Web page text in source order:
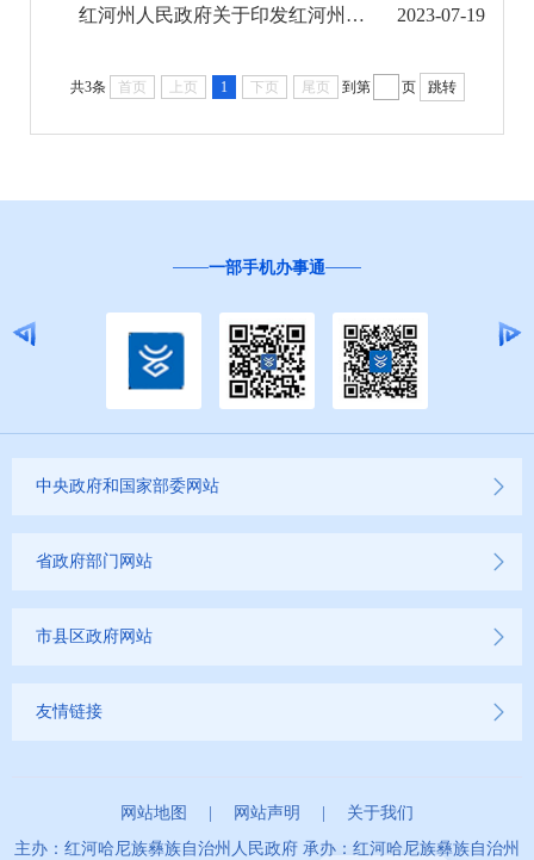
第八期
红河州人民政府关于印发红河州人民政府领导工作分工的通知 2023-07-19
共3条 首页 上页 1 下页 尾页 到第 页 跳转
一部手机办事通
中央政府和国家部委网站
省政府部门网站
市县区政府网站
友情链接
网站地图 | 网站声明 | 关于我们
主办：红河哈尼族彝族自治州人民政府 承办：红河哈尼族彝族自治州